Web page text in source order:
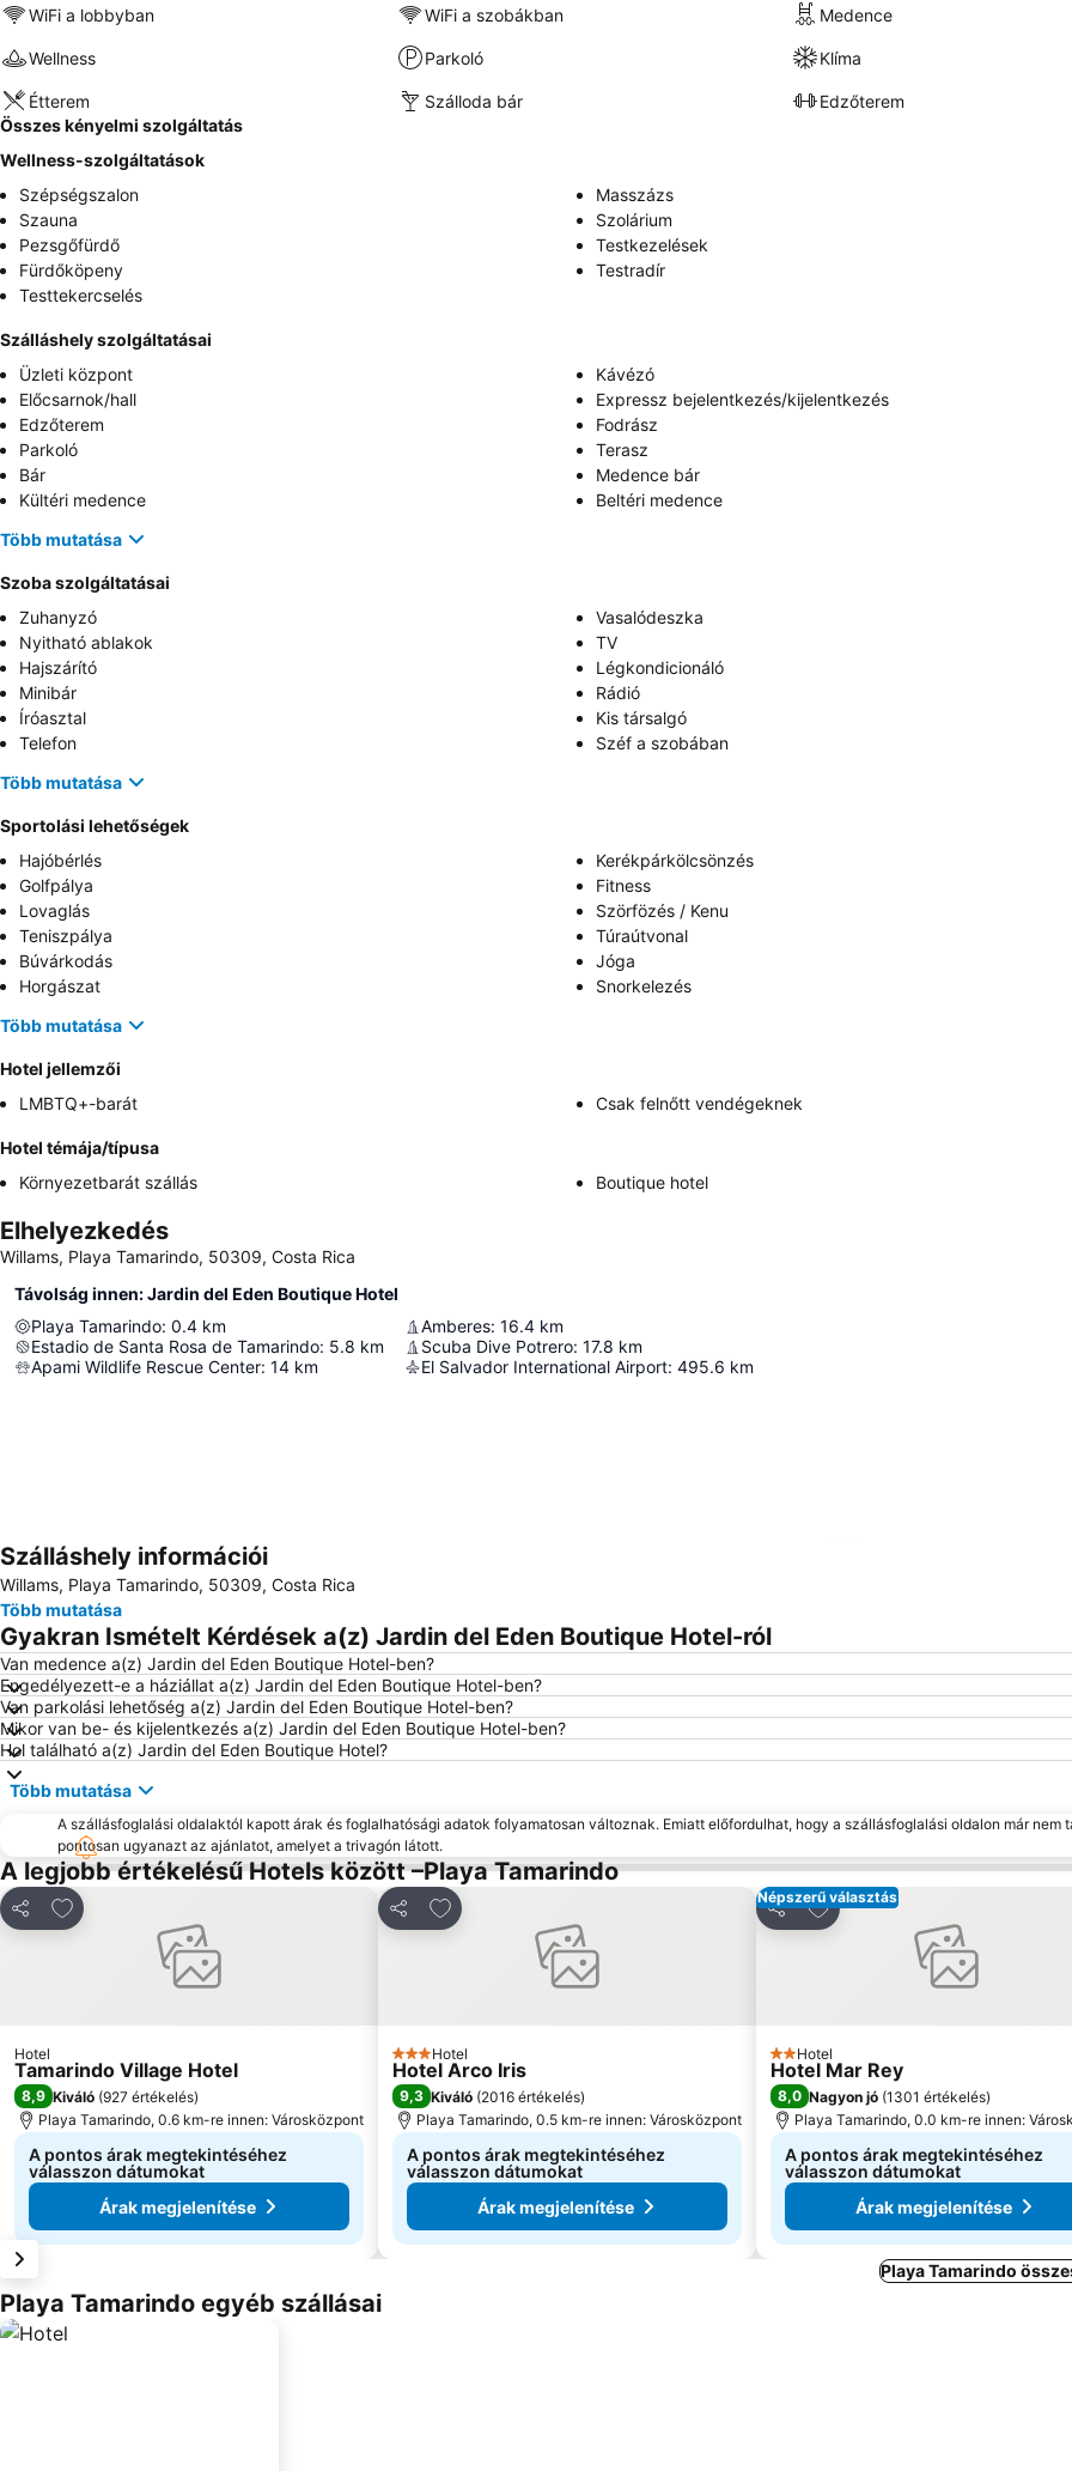
WiFi a lobbyban WiFi a szobákban Medence
Wellness Parkoló Klíma
Étterem Szálloda bár
Edzőterem
Összes kényelmi szolgáltatás
Wellness-szolgáltatások
Szépségszalon
Masszázs
Szauna
Szolárium
Pezsgőfürdő
Testkezelések
Fürdőköpeny
Testradír
Testtekercselés
Szálláshely szolgáltatásai
Üzleti központ
Kávézó
Előcsarnok/hall
Expressz bejelentkezés/kijelentkezés
Edzőterem
Fodrász
Parkoló
Terasz
Bár
Medence bár
Kültéri medence
Beltéri medence
Több mutatása
Szoba szolgáltatásai
Zuhanyzó
Vasalódeszka
Nyitható ablakok
TV
Hajszárító
Légkondicionáló
Minibár
Rádió
Íróasztal
Kis társalgó
Telefon
Széf a szobában
Több mutatása
Sportolási lehetőségek
Hajóbérlés
Kerékpárkölcsönzés
Golfpálya
Fitness
Lovaglás
Szörfözés / Kenu
Teniszpálya
Túraútvonal
Búvárkodás
Jóga
Horgászat
Snorkelezés
Több mutatása
Hotel jellemzői
LMBTQ+-barát
Csak felnőtt vendégeknek
Hotel témája/típusa
Környezetbarát szállás
Boutique hotel
Elhelyezkedés
Willams, Playa Tamarindo, 50309, Costa Rica
Távolság innen: Jardin del Eden Boutique Hotel
Playa Tamarindo: 0.4 km
Estadio de Santa Rosa de Tamarindo: 5.8 km
Apami Wildlife Rescue Center: 14 km
Amberes: 16.4 km
Scuba Dive Potrero: 17.8 km
El Salvador International Airport: 495.6 km
Szálláshely információi
Willams, Playa Tamarindo, 50309, Costa Rica
Több mutatása
Gyakran Ismételt Kérdések a(z) Jardin del Eden Boutique Hotel-ról
Van medence a(z) Jardin del Eden Boutique Hotel-ben?
Engedélyezett-e a háziállat a(z) Jardin del Eden Boutique Hotel-ben?
Van parkolási lehetőség a(z) Jardin del Eden Boutique Hotel-ben?
Mikor van be- és kijelentkezés a(z) Jardin del Eden Boutique Hotel-ben?
Hol található a(z) Jardin del Eden Boutique Hotel?
Több mutatása
A szállásfoglalási oldalaktól kapott árak és foglalhatósági adatok folyamatosan változnak. Emiatt előfordulhat, hogy a szállásfoglalási oldalon már nem
pontosan ugyanazt az ajánlatot, amelyet a trivagón látott.
A legjobb értékelésű Hotels között –Playa Tamarindo
Megosztás
Hozzáadás a kedvencekhez
Hotel
Tamarindo Village Hotel
8,9 Kiváló (927 értékelés)
Playa Tamarindo, 0.6 km-re innen: Városközpont
A pontos árak megtekintéséhez
válasszon dátumokat
Árak megjelenítése
Megosztás
Hozzáadás a kedvencekhez
3 Kategória
Hotel
Hotel Arco Iris
9,3 Kiváló (2016 értékelés)
Playa Tamarindo, 0.5 km-re innen: Városközpont
A pontos árak megtekintéséhez
válasszon dátumokat
Árak megjelenítése
Népszerű választás
Megosztás
Hozzáadás a kedvencekhez
2 Kategória
Hotel
Hotel Mar Rey
8,0 Nagyon jó (1301 értékelés)
Playa Tamarindo, 0.0 km-re innen:
A pontos árak megtekintéséhez
válasszon dátumokat
Árak megjelenítése
Playa Tamarindo
Playa Tamarindo egyéb szállásai